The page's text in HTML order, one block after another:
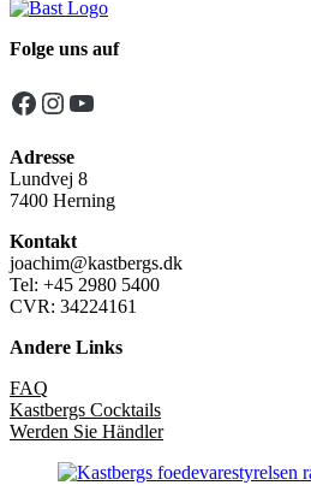
Folge uns auf
Facebook
Instagram
YouTube
Adresse
Lundvej 8
7400 Herning
Kontakt
joachim@kastbergs.dk
Tel: +45 2980 5400
CVR: 34224161
Andere Links
FAQ
Kastbergs Cocktails
Werden Sie Händler